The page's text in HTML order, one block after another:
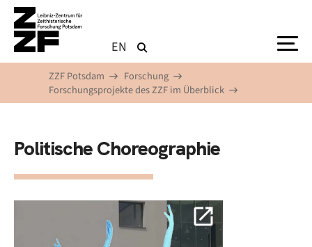
Direkt zum Inhalt
EN
ZZF Potsdam
Forschung
Forschungsprojekte des ZZF im Überblick
Politische Choreographie